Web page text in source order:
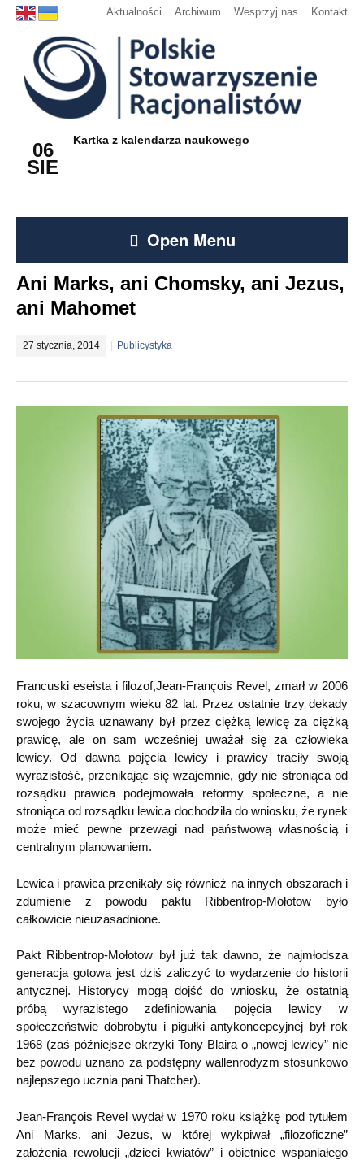
Aktualności Archiwum Wesprzyj nas Kontakt
06
SIE
Kartka z kalendarza naukowego
Open Menu
Ani Marks, ani Chomsky, ani Jezus,
ani Mahomet
27 stycznia, 2014 Publicystyka
Francuski eseista i filozof,Jean-François Revel, zmarł w 2006
roku, w szacownym wieku 82 lat. Przez ostatnie trzy dekady
swojego życia uznawany był przez ciężką lewicę za ciężką
prawicę, ale on sam wcześniej uważał się za człowieka
lewicy. Od dawna pojęcia lewicy i prawicy traciły swoją
wyrazistość, przenikając się wzajemnie, gdy nie stroniąca od
rozsądku prawica podejmowała reformy społeczne, a nie
stroniąca od rozsądku lewica dochodziła do wniosku, że rynek
może mieć pewne przewagi nad państwową własnością i
centralnym planowaniem.
Lewica i prawica przenikały się również na innych obszarach i
zdumienie z powodu paktu Ribbentrop-Mołotow było
całkowicie nieuzasadnione.
Pakt Ribbentrop-Mołotow był już tak dawno, że najmłodsza
generacja gotowa jest dziś zaliczyć to wydarzenie do historii
antycznej. Historycy mogą dojść do wniosku, że ostatnią
próbą wyrazistego zdefiniowania pojęcia lewicy w
społeczeństwie dobrobytu i pigułki antykoncepcyjnej był rok
1968 (zaś późniejsze okrzyki Tony Blaira o „nowej lewicy” nie
bez powodu uznano za podstępny wallenrodyzm stosunkowo
najlepszego ucznia pani Thatcher).
Jean-François Revel wydał w 1970 roku książkę pod tytułem
Ani Marks, ani Jezus, w której wykpiwał „filozoficzne”
założenia rewolucji „dzieci kwiatów” i obietnice wspaniałego